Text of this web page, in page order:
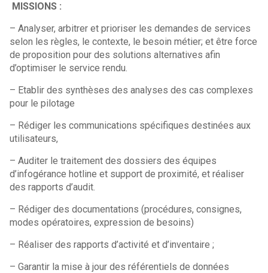
MISSIONS :
– Analyser, arbitrer et prioriser les demandes de services
selon les règles, le contexte, le besoin métier; et être force
de proposition pour des solutions alternatives afin
d’optimiser le service rendu.
– Etablir des synthèses des analyses des cas complexes
pour le pilotage
– Rédiger les communications spécifiques destinées aux
utilisateurs,
– Auditer le traitement des dossiers des équipes
d’infogérance hotline et support de proximité, et réaliser
des rapports d’audit.
– Rédiger des documentations (procédures, consignes,
modes opératoires, expression de besoins)
– Réaliser des rapports d’activité et d’inventaire ;
– Garantir la mise à jour des référentiels de données